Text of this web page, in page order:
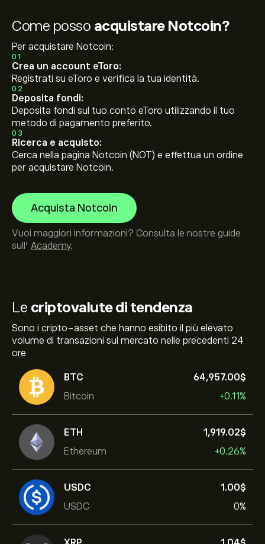
Le criptovalute di tendenza
Sono i cripto-asset che hanno esibito il più elevato
volume di transazioni sul mercato nelle precedenti 24
ore
BTC
Bitcoin
64,957.00‎$‎
+0.11%
ETH
Ethereum
1,919.02‎$‎
+0.26%
USDC
USDC
1.00‎$‎
0%
Come posso acquistare Notcoin?
Per acquistare Notcoin:
01
Crea un account eToro:
Registrati su eToro e verifica la tua identità.
02
Deposita fondi:
Deposita fondi sul tuo conto eToro utilizzando il tuo
metodo di pagamento preferito.
03
Ricerca e acquisto:
Cerca nella pagina Notcoin (NOT) e effettua un ordine
per acquistare Notcoin.
Acquista Notcoin
Vuoi maggiori informazioni? Consulta le nostre guide
sull’ Academy.